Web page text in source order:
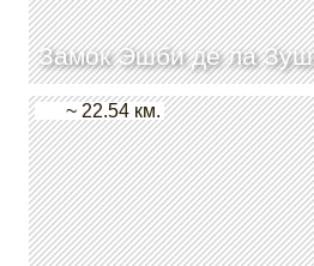
Замок Эшби де ла Зуш
~ 22.54 км.